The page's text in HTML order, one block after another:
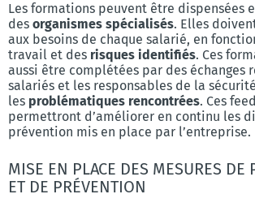
Les formations peuvent être dispensées
des organismes spécialisés. Elles
aux besoins de chaque salarié, en
travail et des risques identifiés. Ces
aussi être complétées par des échanges
salariés et les responsables de la
les problématiques rencontrées. Ces
permettront d’améliorer en continu les
prévention mis en place par l’entreprise.
MISE EN PLACE DES MESURES DE
ET DE PRÉVENTION